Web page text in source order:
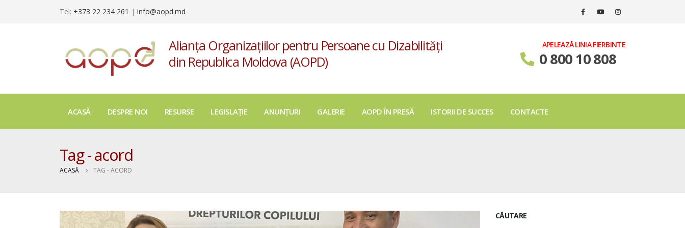
Tel: +373 22 234 261 | info@aopd.md
Alianța Organizațiilor pentru Persoane cu Dizabilități
din Republica Moldova (AOPD)
APELEAZĂ LINIA FIERBINTE
0 800 10 808
ACASĂ DESPRE NOI RESURSE LEGISLAȚIE ANUNȚURI GALERIE AOPD ÎN PRESĂ ISTORII DE SUCCES CONTACTE
Tag - acord
ACASĂ TAG -ACORD
CĂUTARE